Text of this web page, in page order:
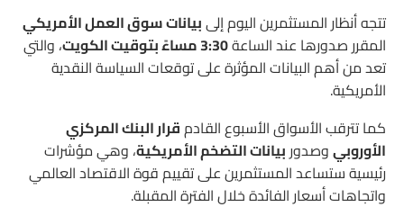
تتجه أنظار المستثمرين اليوم إلىبيانات سوق العمل الأمريكي
المقرر صدورها عند الساعة3:30 مساءً بتوقيت الكويت
، والتي
تعد من أهم البيانات المؤثرة على توقعات السياسة النقدية
الأمريكية.
كما تترقب الأسواق الأسبوع القادمقرار البنك المركزي
الأوروبيوصدوربيانات التضخم الأمريكية، وهي مؤشرات
رئيسية ستساعد المستثمرين على تقييم قوة الاقتصاد العالمي
واتجاهات أسعار الفائدة خلال الفترة المقبلة.